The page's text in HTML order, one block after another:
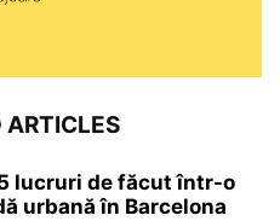
ARTICLES
lucruri de făcut într-o
urbană în Barcelona